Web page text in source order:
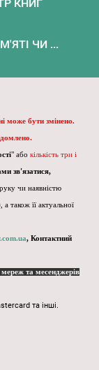
КНИГ
ЧИ ...
може бути змінено.
" або кількість три і
зв'язатися,
чи наявністю
а також її актуальної
, Контактний
мереж та месенджерів
та інші.